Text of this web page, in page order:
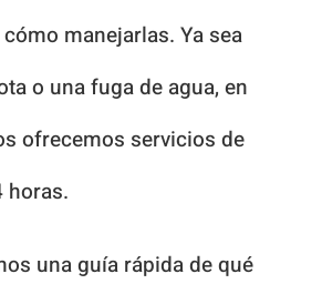
manejarlas. Ya sea
o una fuga de agua, en
ofrecemos servicios de
horas.
una guía rápida de qué